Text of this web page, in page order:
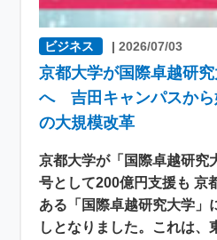
ビジネス |2026/07/03
京都大学が国際卓越研
へ 吉田キャンパスから
の大規模改革
京都大学が「国際卓越研
号として200億円支援も 京
ある「国際卓越研究大学」
しとなりました。これは、